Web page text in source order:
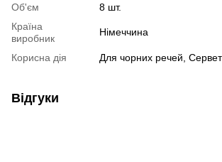
Об'єм
8 шт.
Країна
виробник
Німеччина
Корисна дія Для чорних речей,
Відгуки